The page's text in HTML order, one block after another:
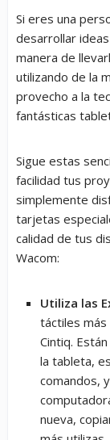
Si eres una
desarrollar
manera de
utilizando de la
provecho a la
fantásticas
Sigue estas
facilidad tus
simplemente
tarjetas
calidad de tus
Wacom:
Utiliza las
táctiles
Cintiq.
la tableta,
comandos,
nueva,